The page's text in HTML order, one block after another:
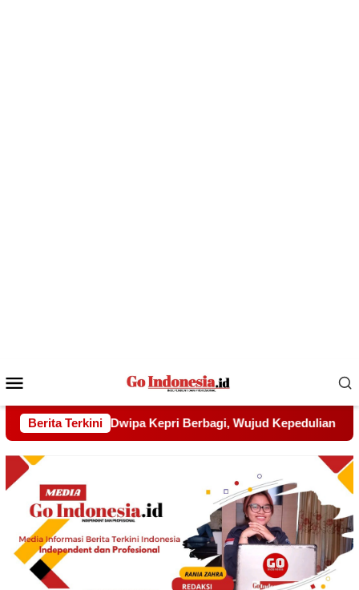
Mobile
Berita Terkini
Kepedulian kepada Pondok Tahfidz Yatim dan Dhuafa Al-